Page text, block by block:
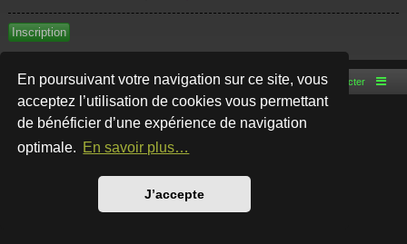
En poursuivant votre navigation sur ce site, vous
acceptez l’utilisation de cookies vous permettant
de bénéficier d’une expérience de navigation
optimale. En savoir plus…
J’accepte
Inscription
Accueil du forum Nous contacter
Développé parphpBB® Forum Software © phpBB Limited
Style par
Traduction française officielle